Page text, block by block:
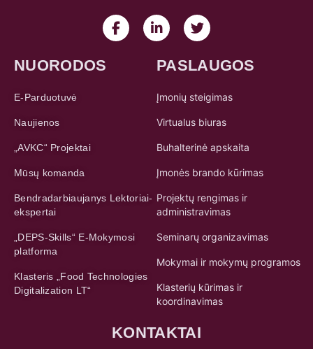
NUORODOS
E-Parduotuvė
Naujienos
„AVKC“ Projektai
Mūsų komanda
Bendradarbiaujanys Lektoriai-
ekspertai
„DEPS-Skills“ E-Mokymosi
platforma
Klasteris „Food Technologies
Digitalization LT“
PASLAUGOS
Įmonių steigimas
Virtualus biuras
Buhalterinė apskaita
Įmonės brando kūrimas
Projektų rengimas ir
administravimas
Seminarų organizavimas
Mokymai ir mokymų programos
Klasterių kūrimas ir
koordinavimas
KONTAKTAI